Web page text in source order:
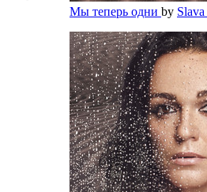
Мы теперь одни by Slava